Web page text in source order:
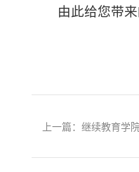
由此给您带
上一篇：继续教育学